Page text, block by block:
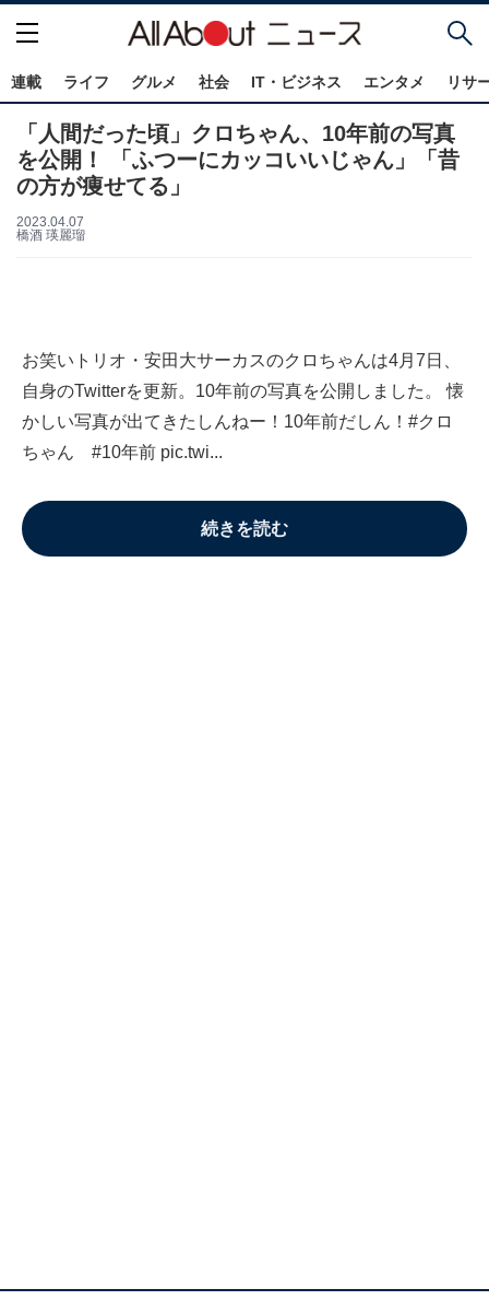
連載 ライフ グルメ 社会 IT・ビジネス エンタメ リサ
「人間だった頃」クロちゃん、10年前の写真
を公開！ 「ふつーにカッコいいじゃん」「昔
の方が痩せてる」
2023.04.07
橋酒 瑛麗瑠
お笑いトリオ・安田大サーカスのクロちゃんは4月7日、
自身のTwitterを更新。10年前の写真を公開しました。 懐
かしい写真が出てきたしんねー！10年前だしん！#クロ
ちゃん #10年前 pic.twi...
続きを読む